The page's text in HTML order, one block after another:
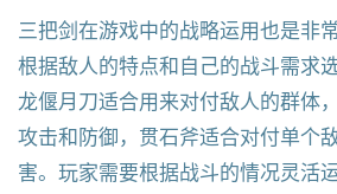
三把剑在游戏中的战略运用也是非
根据敌人的特点和自己的战斗需求
龙偃月刀适合用来对付敌人的群体
攻击和防御，贯石斧适合对付单个
害。玩家需要根据战斗的情况灵活